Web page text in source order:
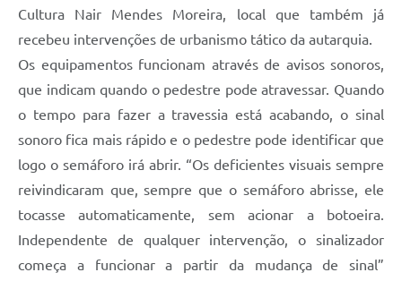
Cultura Nair Mendes Moreira, local que também já
recebeu intervenções de urbanismo tático da autarquia.
Os equipamentos funcionam através de avisos sonoros,
que indicam quando o pedestre pode atravessar. Quando
o tempo para fazer a travessia está acabando, o sinal
sonoro fica mais rápido e o pedestre pode identificar que
logo o semáforo irá abrir. “Os deficientes visuais sempre
reivindicaram que, sempre que o semáforo abrisse, ele
tocasse automaticamente, sem acionar a botoeira.
Independente de qualquer intervenção, o sinalizador
começa a funcionar a partir da mudança de sinal”